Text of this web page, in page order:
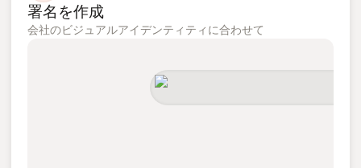
署名を作成
会社のビジュアルアイデンティティに合わせて